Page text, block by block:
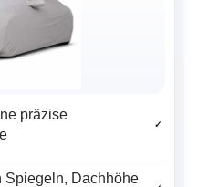
präzise
✓
Spiegeln, Dachhöhe